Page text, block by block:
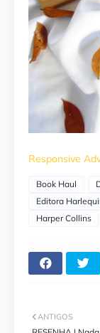
Responsive
Book Haul
Editora
Harper Collins
ANTIGOS